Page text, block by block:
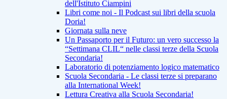
dell'Istituto Ciampini
Libri come noi - Il Podcast sui libri della scuola
Doria!
Giornata sulla neve
Un Passaporto per il Futuro: un vero successo la
“Settimana CLIL“ nelle classi terze della Scuola
Secondaria!
Laboratorio di potenziamento logico matematico
Scuola Secondaria - Le classi terze si preparano
alla International Week!
Lettura Creativa alla Scuola Secondaria!